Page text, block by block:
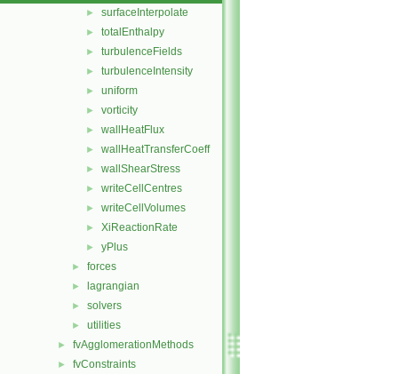
► surfaceInterpolate
► totalEnthalpy
► turbulenceFields
► turbulenceIntensity
► uniform
► vorticity
► wallHeatFlux
► wallHeatTransferCoeff
► wallShearStress
► writeCellCentres
► writeCellVolumes
► XiReactionRate
► yPlus
► forces
► lagrangian
► solvers
► utilities
► fvAgglomerationMethods
► fvConstraints